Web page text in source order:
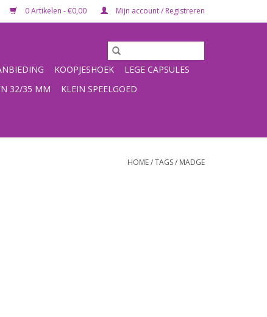
0 Artikelen - €0,00 Mijn account / Registreren
KOOPJESHOEK
LEGE CAPSULES
32/35 MM
KLEIN SPEELGOED
HOME/TAGS/ MADGE